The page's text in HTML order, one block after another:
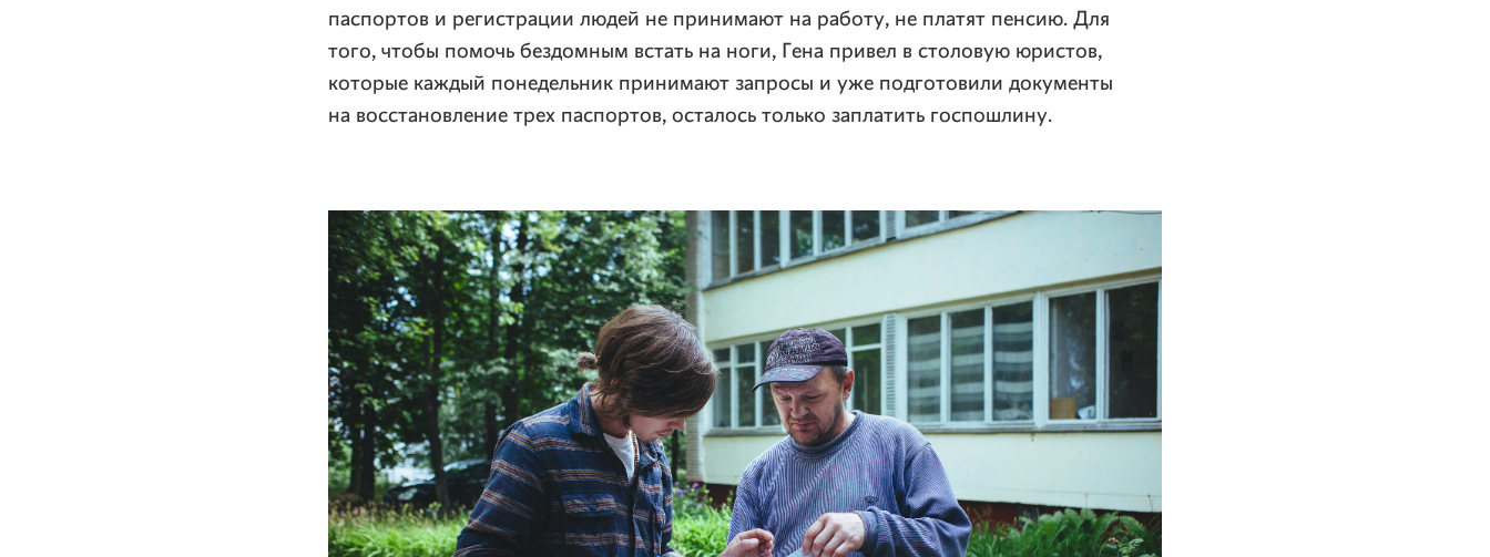
паспортов и регистрации людей не принимают на работу, не платят пенсию. Для
того, чтобы помочь бездомным встать на ноги, Гена привел в столовую юристов,
которые каждый понедельник принимают запросы и уже подготовили документы
на восстановление трех паспортов, осталось только заплатить госпошлину.